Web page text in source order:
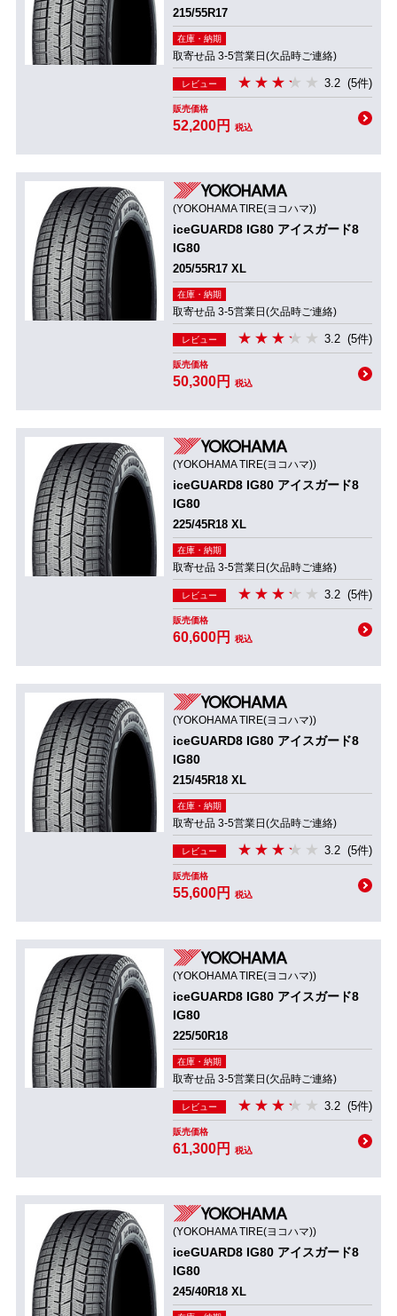
215/55R17
在庫・納期
取寄せ品 3-5営業日(欠品時ご連絡)
レビュー 3.2 (5件)
販売価格
52,200円 税込
(YOKOHAMA TIRE(ヨコハマ))
iceGUARD8 IG80 アイスガード8
IG80
205/55R17 XL
在庫・納期
取寄せ品 3-5営業日(欠品時ご連絡)
レビュー 3.2 (5件)
販売価格
50,300円 税込
(YOKOHAMA TIRE(ヨコハマ))
iceGUARD8 IG80 アイスガード8
IG80
225/45R18 XL
在庫・納期
取寄せ品 3-5営業日(欠品時ご連絡)
レビュー 3.2 (5件)
販売価格
60,600円 税込
(YOKOHAMA TIRE(ヨコハマ))
iceGUARD8 IG80 アイスガード8
IG80
215/45R18 XL
在庫・納期
取寄せ品 3-5営業日(欠品時ご連絡)
レビュー 3.2 (5件)
販売価格
55,600円 税込
(YOKOHAMA TIRE(ヨコハマ))
iceGUARD8 IG80 アイスガード8
IG80
225/50R18
在庫・納期
取寄せ品 3-5営業日(欠品時ご連絡)
レビュー 3.2 (5件)
販売価格
61,300円 税込
(YOKOHAMA TIRE(ヨコハマ))
iceGUARD8 IG80 アイスガード8
IG80
245/40R18 XL